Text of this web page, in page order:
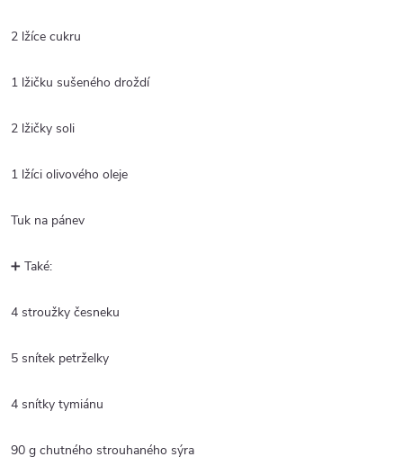
2 lžíce cukru
1 lžičku sušeného droždí
2 lžičky soli
1 lžíci olivového oleje
Tuk na pánev
➕ Také:
4 stroužky česneku
5 snítek petrželky
4 snítky tymiánu
90 g chutného strouhaného sýra